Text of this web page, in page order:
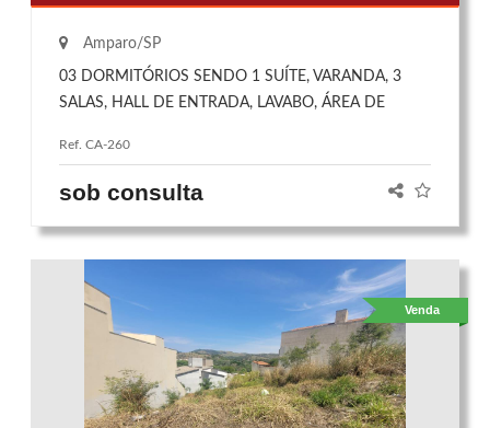
Amparo/SP
03 DORMITÓRIOS SENDO 1 SUÍTE, VARANDA, 3
SALAS, HALL DE ENTRADA, LAVABO, ÁREA DE
QUINTAL COM 50 M².
Ref. CA-260
sob consulta
Venda